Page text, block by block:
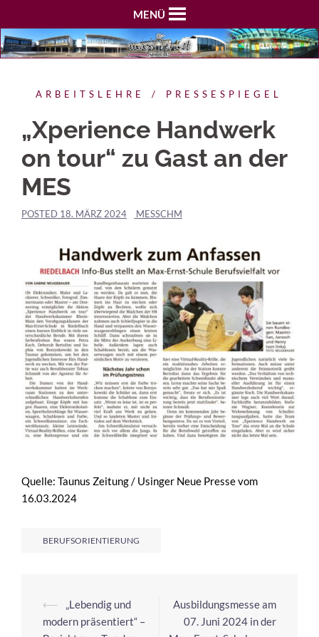
MENÜ
ARBEITSLEHRE PRESSESPIEGEL
„Xperience Handwerk
on tour“ zu Gast an der
MES
POSTED 18. MÄRZ 2024 MESSCHM
Quelle: Taunus Zeitung / Usinger Neue Presse vom
16.03.2024
BERUFSORIENTIERUNG
⟵
„Lebendig und
modern präsentiert“ –
Ausbildungsmesse am
07. Juni 2024 in der